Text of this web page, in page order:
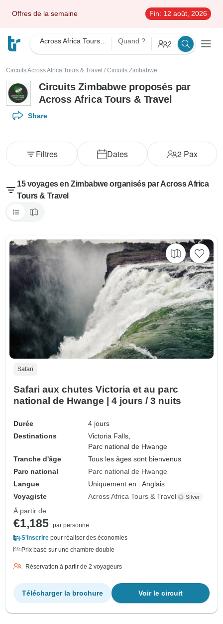
Offres de la semaine Fin: 12 août, 2026
Quand ? 2
Circuits Across Africa Tours & Travel / Circuits Zimbabwe
Circuits Zimbabwe proposés par
Across Africa Tours & Travel
Share
Dates 2Pax
Filtres
15 voyages en Zimbabwe organisés par Across Africa
Tours & Travel
Safari
Safari aux chutes Victoria et au parc
national de Hwange | 4 jours / 3 nuits
Durée
4 jours
Destinations
Victoria Falls,
Parc national de Hwange
Tranche d'âge
Tous les âges sont bienvenus
Parc national
Parc national de Hwange
Langue
Uniquement en : Anglais
Voyagiste
Across Africa Tours & Travel
À partir de
€1,185 par personne
S'inscrire pour réaliser des économies
Prix basé sur une chambre double
Réservation à partir de 2 voyageurs
Voir le circuit
Télécharger la brochure